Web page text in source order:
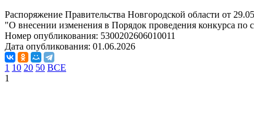
Распоряжение Правительства Новгородской области от
"О внесении изменения в Порядок проведения конкурса по
Номер опубликования: 5300202606010011
Дата опубликования: 01.06.2026
1 10 20 50 ВСЕ
1